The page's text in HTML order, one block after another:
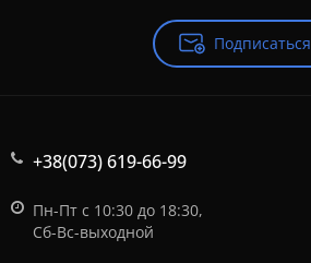
Подписаться
+38(073) 619-66-99
Пн-Пт с 10:30 до 18:30,
Сб-Вс-выходной